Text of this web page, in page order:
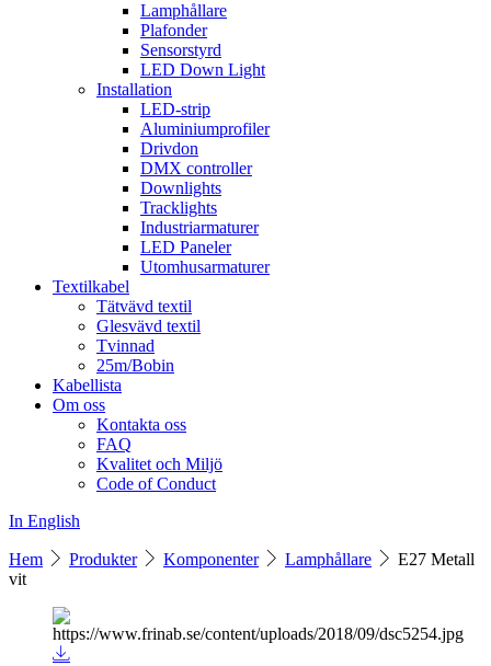
Lamphållare
Plafonder
Sensorstyrd
LED Down Light
Installation
LED-strip
Aluminiumprofiler
Drivdon
DMX controller
Downlights
Tracklights
Industriarmaturer
LED Paneler
Utomhusarmaturer
Textilkabel
Tätvävd textil
Glesvävd textil
Tvinnad
25m/Bobin
Kabellista
Om oss
Kontakta oss
FAQ
Kvalitet och Miljö
Code of Conduct
In English
Hem Produkter Komponenter Lamphållare
E27 Metall
vit